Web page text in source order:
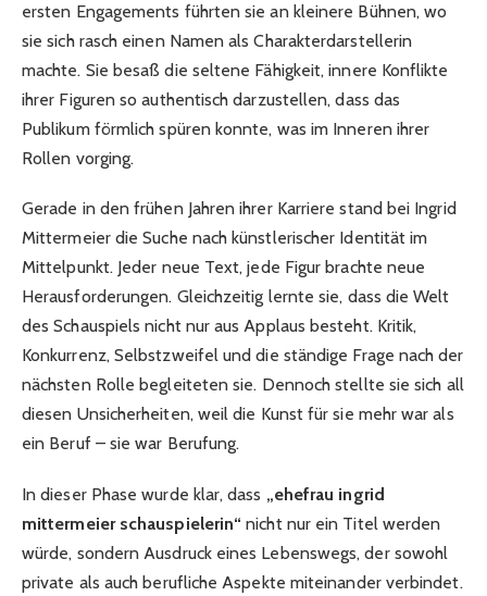
ersten Engagements führten sie an kleinere Bühnen, wo
sie sich rasch einen Namen als Charakterdarstellerin
machte. Sie besaß die seltene Fähigkeit, innere Konflikte
ihrer Figuren so authentisch darzustellen, dass das
Publikum förmlich spüren konnte, was im Inneren ihrer
Rollen vorging.
Gerade in den frühen Jahren ihrer Karriere stand bei Ingrid
Mittermeier die Suche nach künstlerischer Identität im
Mittelpunkt. Jeder neue Text, jede Figur brachte neue
Herausforderungen. Gleichzeitig lernte sie, dass die Welt
des Schauspiels nicht nur aus Applaus besteht. Kritik,
Konkurrenz, Selbstzweifel und die ständige Frage nach der
nächsten Rolle begleiteten sie. Dennoch stellte sie sich all
diesen Unsicherheiten, weil die Kunst für sie mehr war als
ein Beruf – sie war Berufung.
In dieser Phase wurde klar, dass „ehefrau ingrid
mittermeier schauspielerin“ nicht nur ein Titel werden
würde, sondern Ausdruck eines Lebenswegs, der sowohl
private als auch berufliche Aspekte miteinander verbindet.